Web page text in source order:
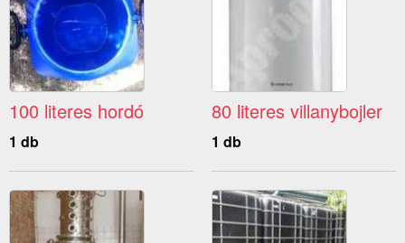
100 literes hordó
1 db
80 literes villanybojler
1 db